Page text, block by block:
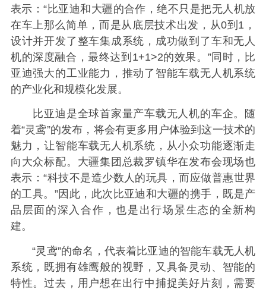
表示：“比亚迪和大疆的合作，绝不只是把无人机放
在车上那么简单，而是从底层技术出发，从0到1，
设计并开发了整车集成系统，成功做到了车和无人
机的深度融合，最终达到1+1>2的效果。”同时，比
亚迪强大的工业能力，推动了智能车载无人机系统
的产业化和规模化发展。
比亚迪是全球首家量产车载无人机的车企。随
着“灵鸢”的发布，将会有更多用户体验到这一技术的
魅力，让智能车载无人机系统，从小众功能逐渐走
向大众标配。大疆集团总裁罗镇华在发布会现场也
表示：“科技不是造少数人的玩具，而应做普惠世界
的工具。”因此，此次比亚迪和大疆的携手，既是产
品层面的深入合作，也是出行场景生态的全新构
建。
“灵鸢”的命名，代表着比亚迪的智能车载无人机
系统，既拥有雄鹰般的视野，又具备灵动、智能的
特性。过去，用户想在出行中捕捉美好片刻，需要